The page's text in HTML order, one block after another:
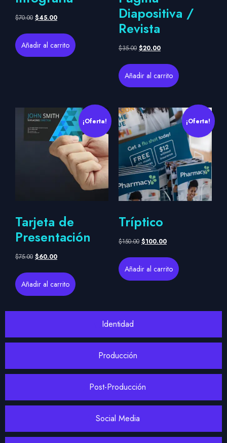
Identidad
Producción
Post-Producción
Social Media
$70.00 $45.00
Añadir al carrito
Diapositiva /
Revista
$35.00 $20.00
Añadir al carrito
¡Oferta!
Tarjeta de
Presentación
$75.00 $60.00
Añadir al carrito
¡Oferta!
Tríptico
$150.00 $100.00
Añadir al carrito